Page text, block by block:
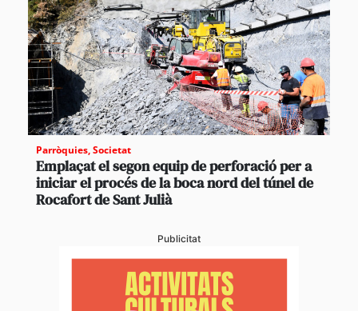
Parròquies,Societat
Emplaçat el segon equip de perforació per a
iniciar el procés de la boca nord del túnel de
Rocafort de Sant Julià
Publicitat